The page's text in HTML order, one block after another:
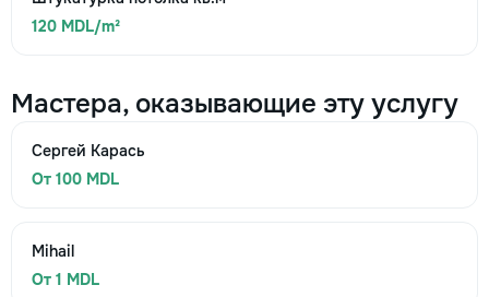
120 MDL/m²
Мастера, оказывающие эту услугу
Сергей Карась
От 100 MDL
Mihail
От 1 MDL